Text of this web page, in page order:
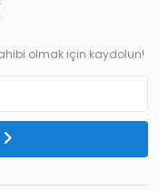
olmak için kaydolun!